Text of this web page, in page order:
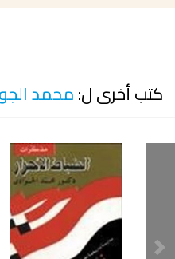
كتب أخرى ل:محمد